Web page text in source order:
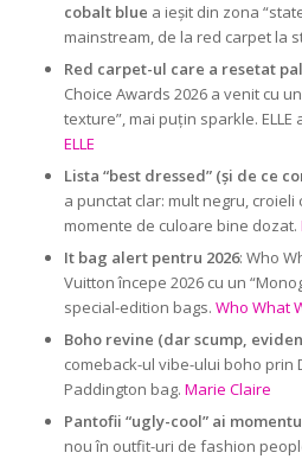
cobalt blue a ieșit din zona
mainstream, de la red carpet la
Red carpet-ul care a resetat
Choice Awards 2026 a venit cu
texture”, mai puțin sparkle.
ELLE
Lista “best dressed” (și de ce
a punctat clar: mult negru, croieli
momente de culoare bine dozat.
It bag alert pentru 2026: Who
Vuitton începe 2026 cu un
special-edition bags. Who What
Boho revine (dar scump,
comeback-ul vibe-ului boho prin
Paddington bag. Marie Claire
Pantofii “ugly-cool” ai
nou în outfit-uri de fashion